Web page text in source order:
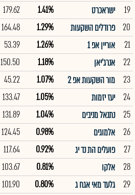
19
ישראכרט 1.41%
179.62
20
פרודלים השקעות 1.29%
164.48
21
אוריין אפ 1 1.26%
53.39
22
אנרג'יאן 1.18%
150.50
23
מור השקעות אפ 2 1.07%
45.22
24
יעז יזמות 1.05%
133.47
25
נתנאל מניבים 1.04%
131.89
26
אלמוגים 0.98%
124.45
27
פועלים הת נד יג 0.92%
117.64
28
אלקו 0.81%
103.67
29
גלעד מאי אגח ג 0.80%
101.90